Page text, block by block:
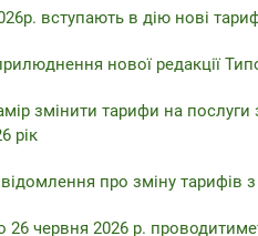
вступають в дію нові
нової редакції
змінити тарифи на послуги
рік
про зміну тарифів з
червня 2026 р.